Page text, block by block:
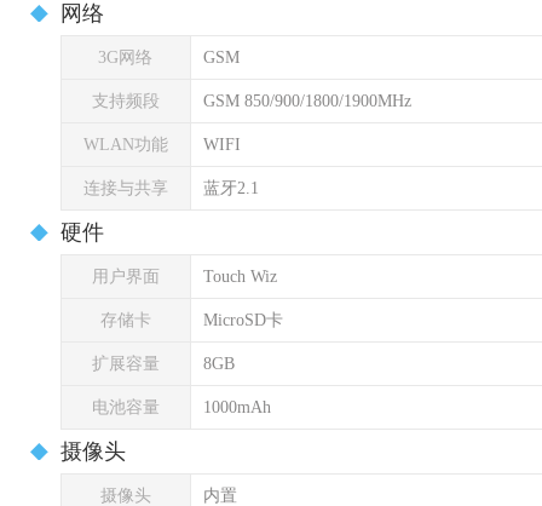
网络
3G网络 GSM
支持频段 GSM 850/900/1800/1900MHz
WLAN功能 WIFI
连接与共享 蓝牙2.1
硬件
用户界面 Touch Wiz
存储卡 MicroSD卡
扩展容量 8GB
电池容量 1000mAh
摄像头
摄像头 内置